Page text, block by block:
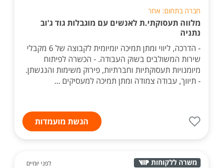
חברה בתחום: אחר
מלווה תעסוקתי.ת לאנשים עם מוגבלות גוד ג'וב
נתניה
- הדרכה, ליווי ומתן תמיכה יומיומית לקבוצה של 6 מקבלי
שירות המשולבים בשוק העבודה. - הכשרה לפיתוח
מיומנויות תעסוקתיות וחברתיות, פירוק משימות והנגשתן.
- תיווך, עבודה צמודה ומתן תמיכה למעסיקים ...
הגשת מועמדות
לפני יומיים